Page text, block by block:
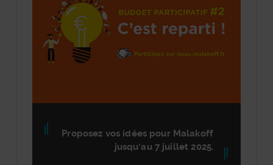
Proposez vos idées pour Malakoff
jusqu'au 7 juillet 2025.